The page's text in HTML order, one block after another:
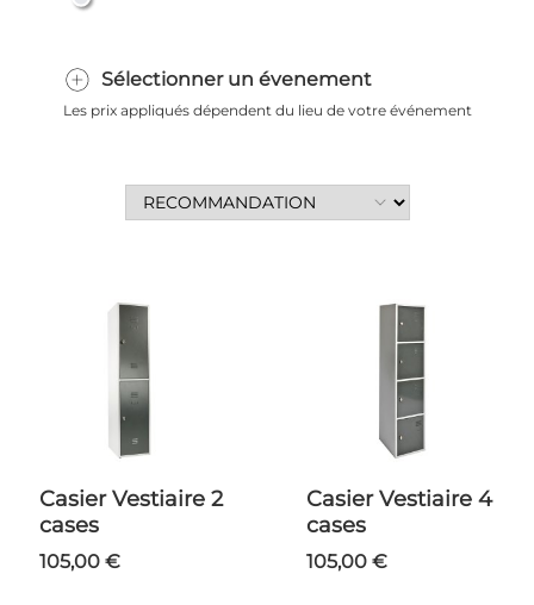
Sélectionner un évenement
Les prix appliqués dépendent du lieu de votre événement
Casier Vestiaire 2
cases
105,00 €
Casier Vestiaire 4
cases
105,00 €